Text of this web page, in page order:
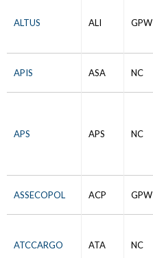
ALTUS ALI GPW
APIS ASA NC
APS APS NC
ASSECOPOL ACP GPW
ATCCARGO ATA NC